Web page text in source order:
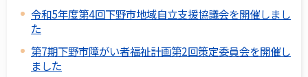
令和5年度第4回下野市地域自立支援協議会を開催しまし
た
第7期下野市障がい者福祉計画第2回策定委員会を開催し
ました